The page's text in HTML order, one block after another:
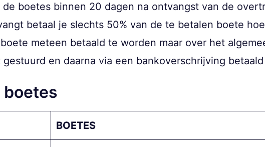
de boetes binnen 20 dagen na ontvangst van de
betaal je slechts 50% van de te betalen boete
meteen betaald te worden maar over het
en daarna via een bankoverschrijving
BOETES